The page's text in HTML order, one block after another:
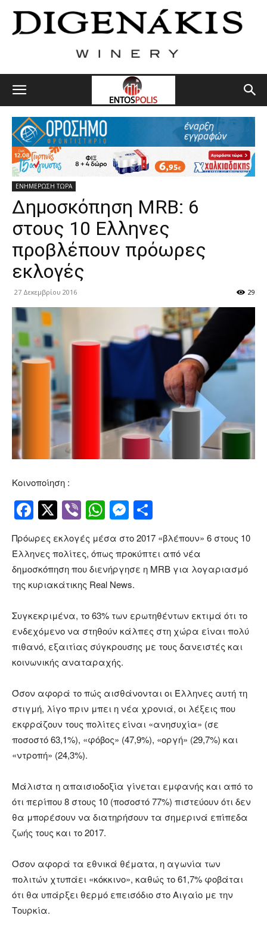
ΕΝΗΜΕΡΩΣΗ ΤΩΡΑ
Δημοσκόπηση MRB: 6
στους 10 Ελληνες
προβλέπουν πρόωρες
εκλογές
27 Δεκεμβρίου 2016 29
Κοινοποίηση :
Facebook
Twitter
ViberWhatsApp
Messenger
Πρόωρες εκλογές μέσα στο 2017 «βλέπουν» 6 στους 10
Έλληνες πολίτες, όπως προκύπτει από νέα
δημοσκόπηση που διενήργησε η MRB για λογαριασμό
της κυριακάτικης Real News.
Συγκεκριμένα, το 63% των ερωτηθέντων εκτιμά ότι το
ενδεχόμενο να στηθούν κάλπες στη χώρα είναι πολύ
πιθανό, εξαιτίας σύγκρουσης με τους δανειστές και
κοινωνικής αναταραχής.
Όσον αφορά το πώς αισθάνονται οι Έλληνες αυτή τη
στιγμή, λίγο πριν μπει η νέα χρονιά, οι λέξεις που
εκφράζουν τους πολίτες είναι «ανησυχία» (σε
ποσοστό 63,1%), «φόβος» (47,9%), «οργή» (29,7%) και
«ντροπή» (24,3%).
Μάλιστα η απαισιοδοξία γίνεται εμφανής και από το
ότι περίπου 8 στους 10 (ποσοστό 77%) πιστεύουν ότι δεν
θα μπορέσουν να διατηρήσουν τα σημερινά επίπεδα
ζωής τους και το 2017.
Όσον αφορά τα εθνικά θέματα, η αγωνία των
πολιτών χτυπάει «κόκκινο», καθώς το 61,7% φοβάται
ότι θα υπάρξει θερμό επεισόδιο στο Αιγαίο με την
Τουρκία.